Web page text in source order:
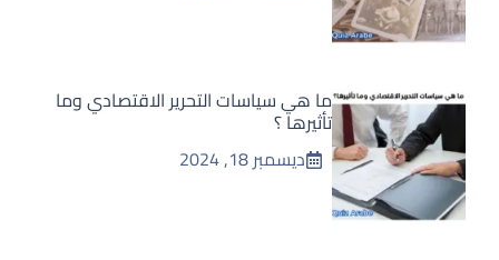
ما هي سياسات التحرير الاقتصادي وما
تأثيرها ؟
ديسمبر 18, 2024